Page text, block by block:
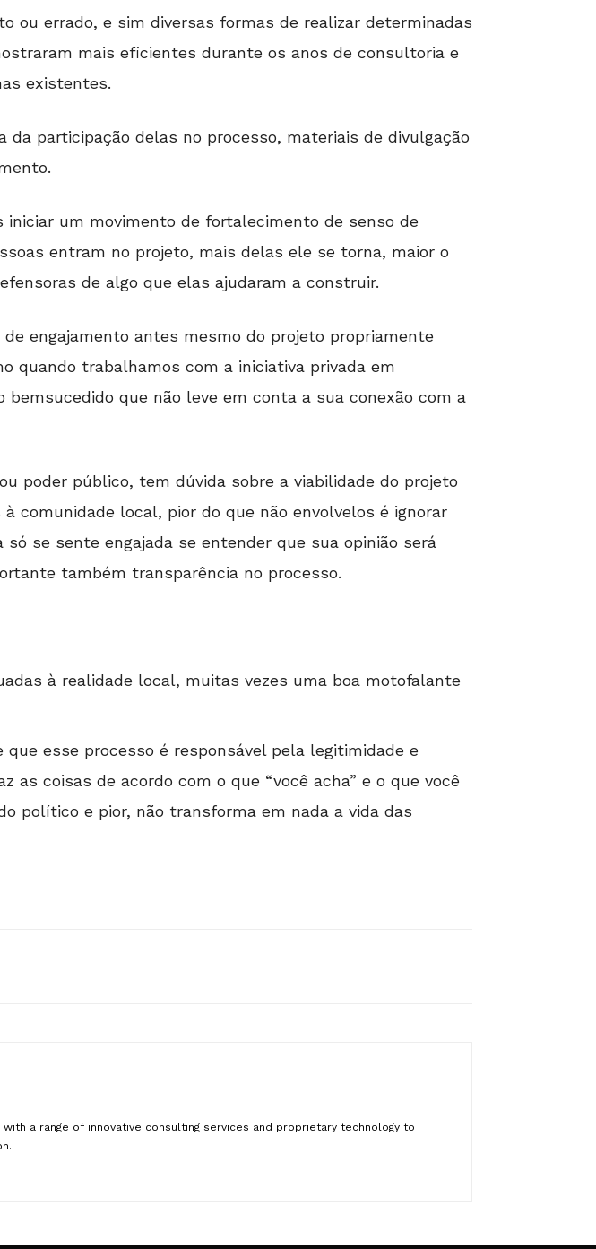
ou errado, e sim diversas formas de realizar determinadas
mais eficientes durante os anos de consultoria e
existentes.
participação delas no processo, materiais de divulgação
um movimento de fortalecimento de senso de
entram no projeto, mais delas ele se torna, maior o
de algo que elas ajudaram a construir.
engajamento antes mesmo do projeto propriamente
quando trabalhamos com a iniciativa privada em
que não leve em conta a sua conexão com a
poder público, tem dúvida sobre a viabilidade do projeto
comunidade local, pior do que não envolvelos é ignorar
se sente engajada se entender que sua opinião será
também transparência no processo.
à realidade local, muitas vezes uma boa motofalante
esse processo é responsável pela legitimidade e
coisas de acordo com o que “você acha” e o que você
político e pior, não transforma em nada a vida das
a range of innovative consulting services and proprietary technology to